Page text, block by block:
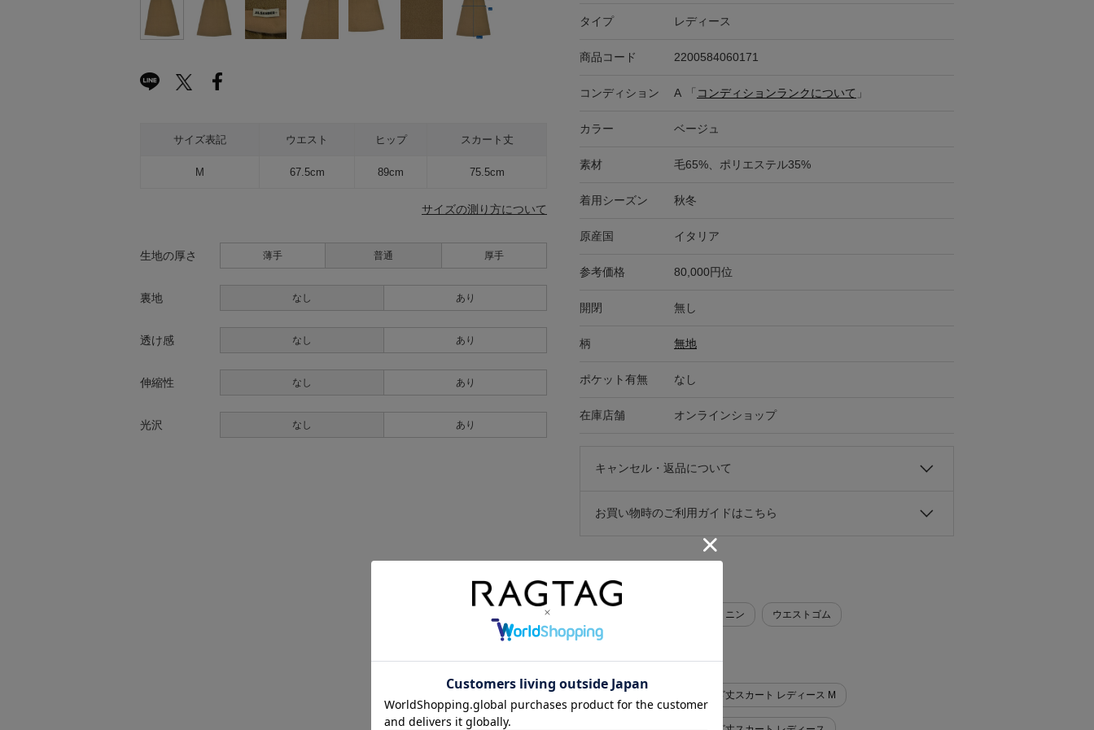
サイズ表記 ウエスト ヒップ スカート丈
M 67.5cm 89cm 75.5cm
サイズの測り方について
生地の厚さ 薄手 普通 厚手
裏地 なし あり
透け感 なし あり
伸縮性 なし あり
光沢 なし あり
タイプ レディース
商品コード 2200584060171
コンディション A 「 コンディションランクについて 」
カラー ベージュ
素材 毛65%、ポリエステル35%
着用シーズン 秋冬
原産国 イタリア
参考価格 80,000円位
開閉 無し
柄 無地
ポケット有無 なし
在庫店舗 オンラインショップ
キャンセル・返品について
お買い物時のご利用ガイドはこちら
関連キーワード
フェミニン ウエストゴム
似た条件で検索
JIL SANDER + スカート>ひざ丈スカート レディース M